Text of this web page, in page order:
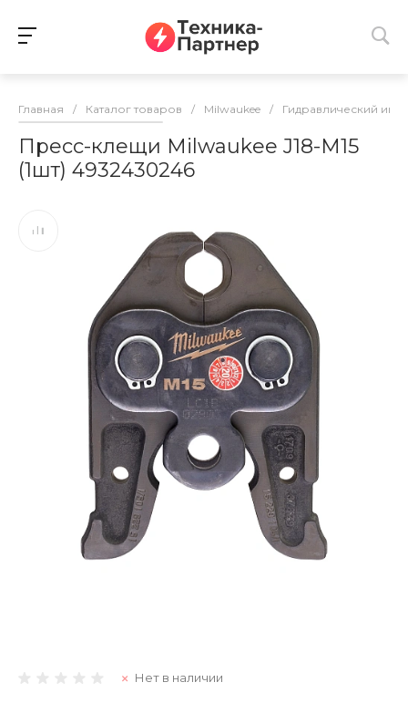
Главная / Каталог товаров / Milwaukee / Гидравлический
Пресс-клещи Milwaukee J18-M15
(1шт) 4932430246
Нет в наличии